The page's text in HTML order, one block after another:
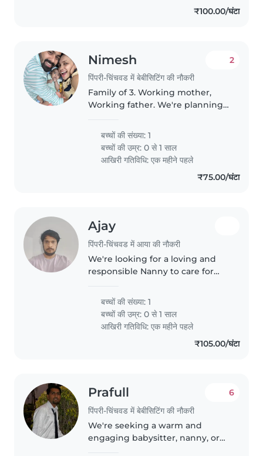
₹100.00/घंटा
Nimesh
पिंपरी-चिंचवड में बेबीसिटिंग की नौकरी
2
Family of 3. Working mother,
Working father. We're planning
nanny to help us
बच्चों की संख्या: 1
बच्चों की उम्र:0 से 1 साल
आखिरी गतिविधि: एक महीने पहले
₹75.00/घंटा
Ajay
पिंपरी-चिंचवड में आया की नौकरी
We're looking for a loving and
responsible Nanny to care for
Our little one is full of energy
and always eager to explore, so
we'd love someone who..
बच्चों की संख्या: 1
बच्चों की उम्र:0 से 1 साल
आखिरी गतिविधि: एक महीने पहले
₹105.00/घंटा
Prafull
पिंपरी-चिंचवड में बेबीसिटिंग की नौकरी
6
We're seeking a warm and
engaging babysitter, nanny, or